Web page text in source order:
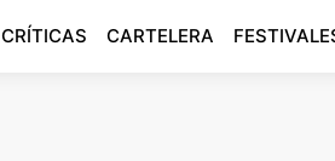
CRÍTICAS CARTELERA